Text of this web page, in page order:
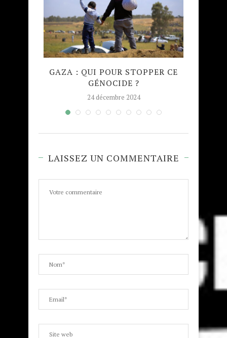
GAZA : QUI POUR STOPPER CE
GÉNOCIDE ?
24 décembre 2024
LAISSEZ UN COMMENTAIRE